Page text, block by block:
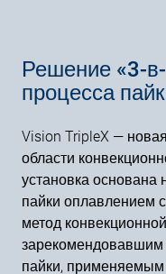
Решение «3-
процесса
Vision TripleX —
области
установка основана
пайки оплавлением
метод
пайки, применяемым